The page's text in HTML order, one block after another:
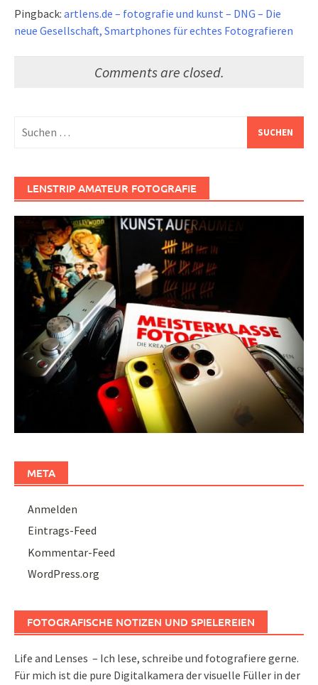
Pingback: artlens.de – fotografie und kunst – DNG – Die
neue Gesellschaft, Smartphones für echtes Fotografieren
Comments are closed.
nach:
LENSTRIP AMATEUR FOTOGRAFIE
META
Anmelden
Eintrags-Feed
Kommentar-Feed
WordPress.org
FOTOGRAFISCHE NOTIZEN UND SPIELEREIEN
Life and Lenses – Ich lese, schreibe und fotografiere gerne.
Für mich ist die pure Digitalkamera der visuelle Füller in der